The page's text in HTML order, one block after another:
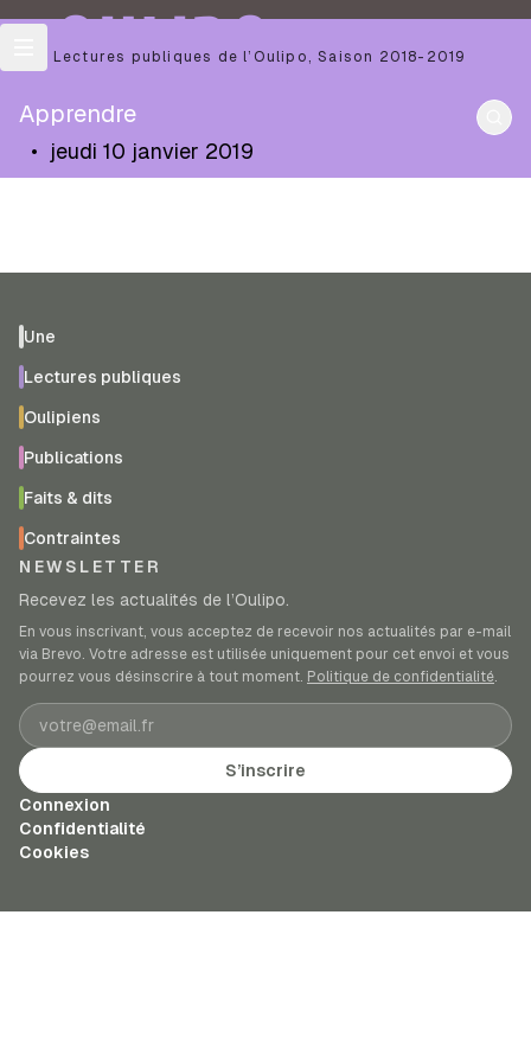
OULIPO
Les Lectures publiques de l’Oulipo ,Saison 2018-2019
Apprendre
• jeudi 10 janvier 2019
Une
Lectures publiques
Oulipiens
Publications
Faits & dits
Contraintes
NEWSLETTER
Recevez les actualités de l’Oulipo.
En vous inscrivant, vous acceptez de recevoir nos actualités par e-mail
via Brevo. Votre adresse est utilisée uniquement pour cet envoi et vous
pourrez vous désinscrire à tout moment. Politique de confidentialité.
Adresse e-mail
S’inscrire
Connexion
Confidentialité
Cookies